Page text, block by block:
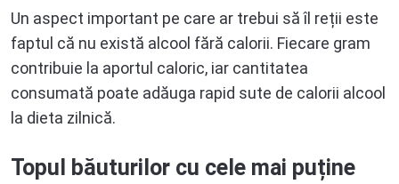
Un aspect important pe care ar trebui să îl reții este
faptul că nu există alcool fără calorii. Fiecare gram
contribuie la aportul caloric, iar cantitatea
consumată poate adăuga rapid sute de calorii alcool
la dieta zilnică.
Topul băuturilor cu cele mai puține